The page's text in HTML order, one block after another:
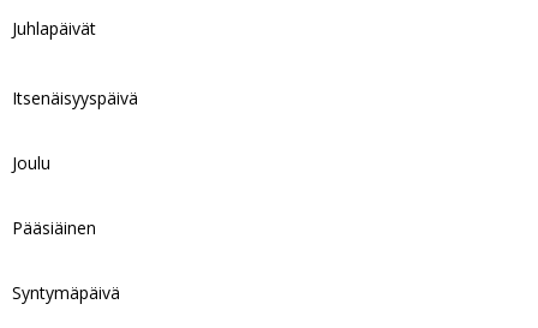
Juhlapäivät
Itsenäisyyspäivä
Joulu
Pääsiäinen
Syntymäpäivä